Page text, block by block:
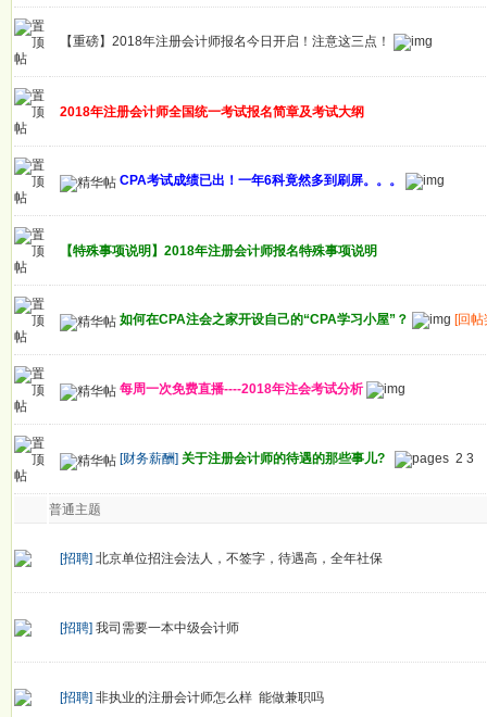
【重磅】2018年注册会计师报名今日开启！注意这三点！
2018年注册会计师全国统一考试报名简章及考试大纲
CPA考试成绩已出！一年6科竟然多到刷屏。。。
【特殊事项说明】2018年注册会计师报名特殊事项说明
如何在CPA注会之家开设自己的“CPA学习小屋”？ [回
每周一次免费直播----2018年注会考试分析
[财务薪酬] 关于注册会计师的待遇的那些事儿? 2 3
普通主题
[招聘] 北京单位招注会法人，不签字，待遇高，全年社保
[招聘] 我司需要一本中级会计师
[招聘] 非执业的注册会计师怎么样 能做兼职吗